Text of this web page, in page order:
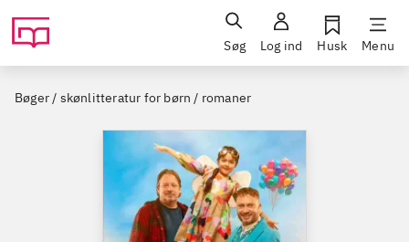
Søg Log ind Husk Menu
Bøger / skønlitteratur for børn / romaner